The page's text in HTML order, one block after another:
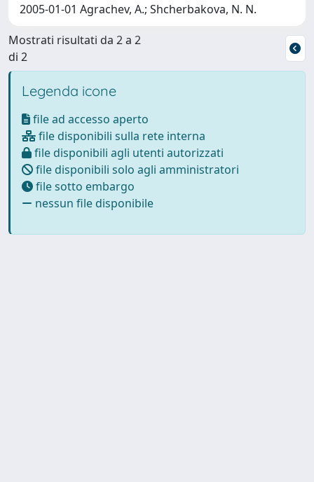
2005-01-01 Agrachev, A.; Shcherbakova, N. N.
Mostrati risultati da 2 a 2
di 2
Legenda icone
file ad accesso aperto
file disponibili sulla rete interna
file disponibili agli utenti autorizzati
file disponibili solo agli amministratori
file sotto embargo
nessun file disponibile